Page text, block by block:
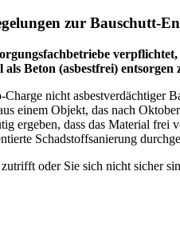
zur Bauschutt-
Beton (asbestfrei) entsorgen
nicht asbestverdächtiger
einem Objekt, das nach
ergeben, dass das Material frei
Schadstoffsanierung
oder Sie sich nicht sicher